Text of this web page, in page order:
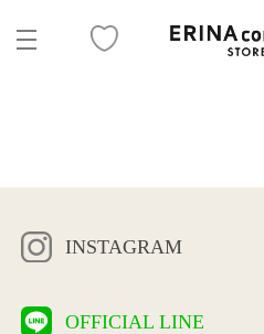
INSTAGRAM
OFFICIAL LINE